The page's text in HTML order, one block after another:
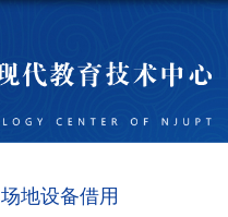
场地设备借用